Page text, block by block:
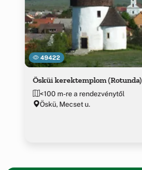
49422
Ösküi kerektemplom (Rotunda)
<100 m-re a rendezvénytől
Öskü, Mecset u.